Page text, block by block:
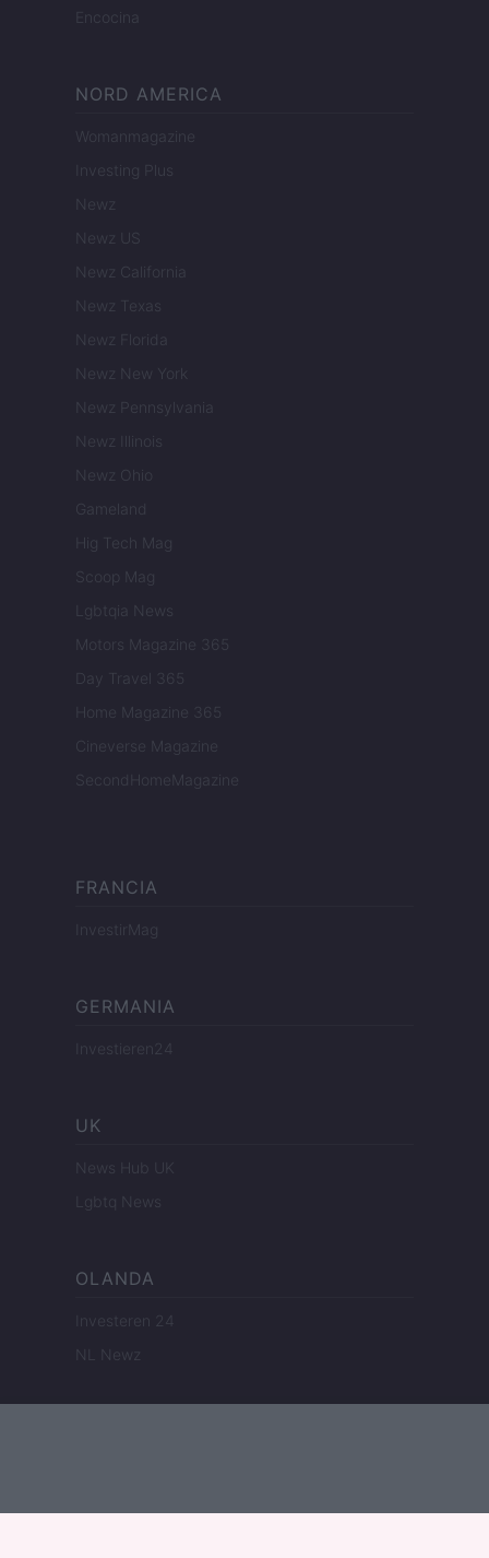
Encocina
NORD AMERICA
Womanmagazine
Investing Plus
Newz
Newz US
Newz California
Newz Texas
Newz Florida
Newz New York
Newz Pennsylvania
Newz Illinois
Newz Ohio
Gameland
Hig Tech Mag
Scoop Mag
Lgbtqia News
Motors Magazine 365
Day Travel 365
Home Magazine 365
Cineverse Magazine
SecondHomeMagazine
FRANCIA
InvestirMag
GERMANIA
Investieren24
UK
News Hub UK
Lgbtq News
OLANDA
Investeren 24
NL Newz